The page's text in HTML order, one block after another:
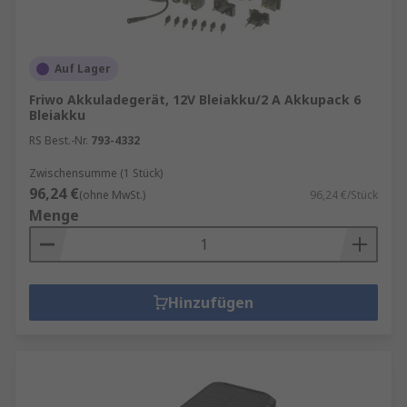
Auf Lager
Friwo Akkuladegerät, 12V Bleiakku/2 A Akkupack 6
Bleiakku
RS Best.-Nr. 793-4332
Zwischensumme (1 Stück)
96,24 €(ohne MwSt.) 96,24 €/Stück
Menge
Hinzufügen